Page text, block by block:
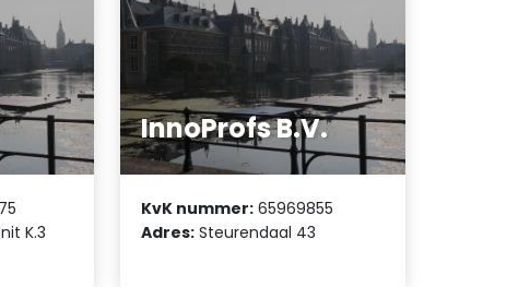
K.3
InnoProfs B.V.
KvK nummer: 65969855
Adres: Steurendaal 43